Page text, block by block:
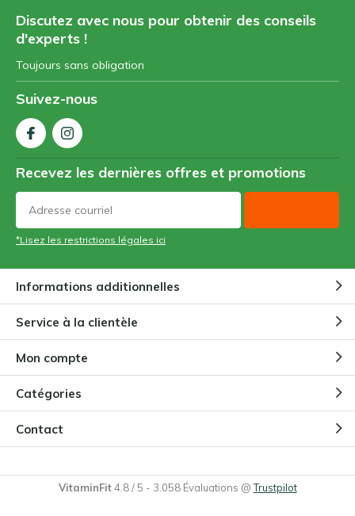
Discutez avec nous pour obtenir des conseils
d'experts !
Toujours sans obligation
Suivez-nous
Recevez les dernières offres et promotions
*Lisez les restrictions légales ici
Informations additionnelles
Service à la clientèle
Mon compte
Catégories
Contact
VitaminFit4.8/5 - 3.058 Évaluations @Trustpilot